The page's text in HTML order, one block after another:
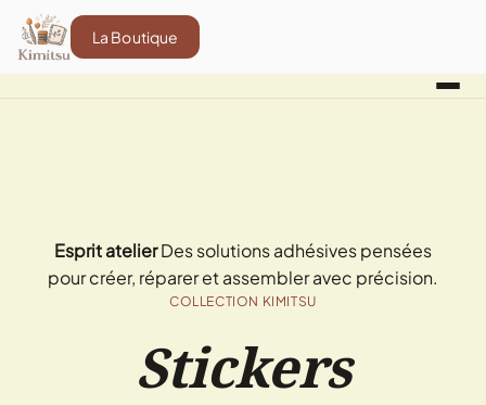
La Boutique
Esprit atelierDes solutions adhésives pensées
pour créer, réparer et assembler avec précision.
COLLECTION KIMITSU
Stickers